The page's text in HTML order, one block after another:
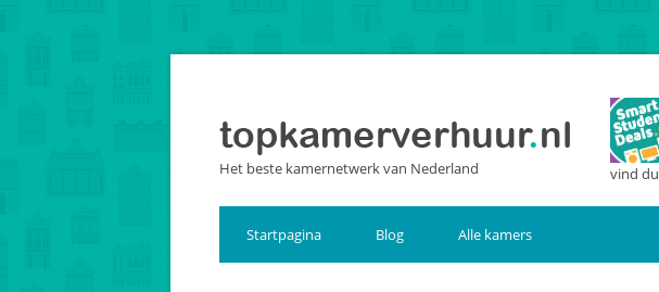
Het beste kamernetwerk van Nederland vind
Startpagina Blog Alle kamers